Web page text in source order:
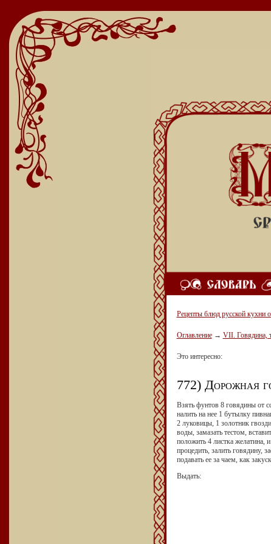
Рецепты блюд русской кухни
Оглавление → VII. Говядина,
Это интересно:
772) Дорожная
Взять фунтов 8 говядины от
налить на нее 1 бутылку
2 луковицы, 1 золотник
воды, замазать тестом,
положить 4 листка желатина,
процедить, залить говядину,
подавать ее за чаем, как
Выдать: